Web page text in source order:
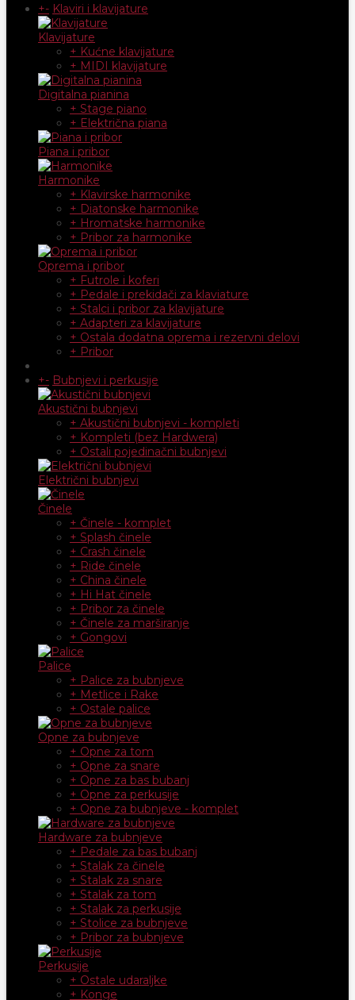
+- Klaviri i klavijature
Klavijature
+ Kućne klavijature
+ MIDI klavijature
Digitalna pianina
+ Stage piano
+ Električna piana
Piana i pribor
Harmonike
+ Klavirske harmonike
+ Diatonske harmonike
+ Hromatske harmonike
+ Pribor za harmonike
Oprema i pribor
+ Futrole i koferi
+ Pedale i prekidači za klaviature
+ Stalci i pribor za klavijature
+ Adapteri za klavijature
+ Ostala dodatna oprema i rezervni delovi
+ Pribor
+- Bubnjevi i perkusije
Akustični bubnjevi
+ Akustični bubnjevi - kompleti
+ Kompleti (bez Hardwera)
+ Ostali pojedinačni bubnjevi
Električni bubnjevi
Činele
+ Činele - komplet
+ Splash činele
+ Crash činele
+ Ride činele
+ China činele
+ Hi Hat činele
+ Pribor za činele
+ Činele za marširanje
+ Gongovi
Palice
+ Palice za bubnjeve
+ Metlice i Rake
+ Ostale palice
Opne za bubnjeve
+ Opne za tom
+ Opne za snare
+ Opne za bas bubanj
+ Opne za perkusije
+ Opne za bubnjeve - komplet
Hardware za bubnjeve
+ Pedale za bas bubanj
+ Stalak za činele
+ Stalak za snare
+ Stalak za tom
+ Stalak za perkusije
+ Stolice za bubnjeve
+ Pribor za bubnjeve
Perkusije
+ Ostale udaraljke
+ Konge